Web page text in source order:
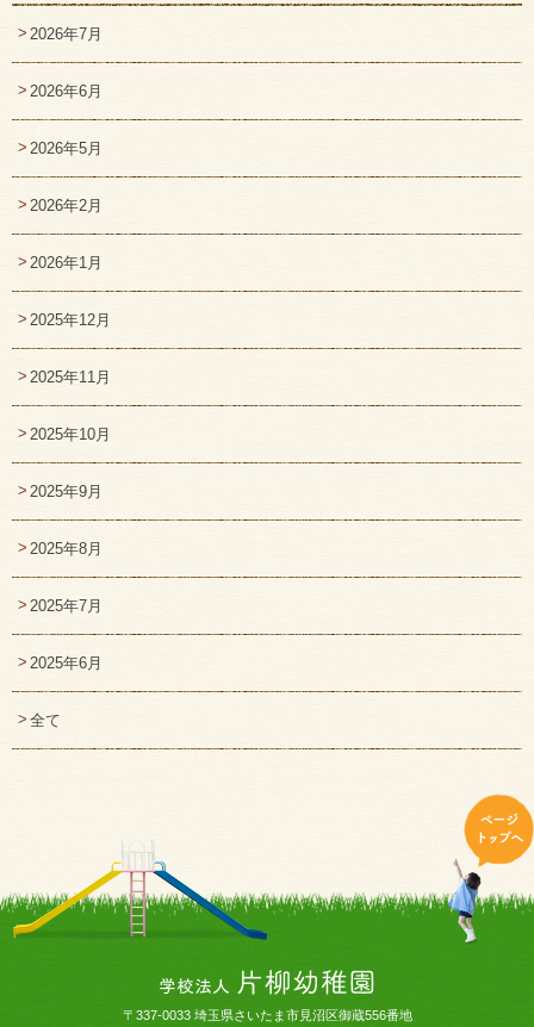
2026年7月
2026年6月
2026年5月
2026年2月
2026年1月
2025年12月
2025年11月
2025年10月
2025年9月
2025年8月
2025年7月
2025年6月
全て
〒337-0033 埼玉県さいたま市見沼区御蔵556番地